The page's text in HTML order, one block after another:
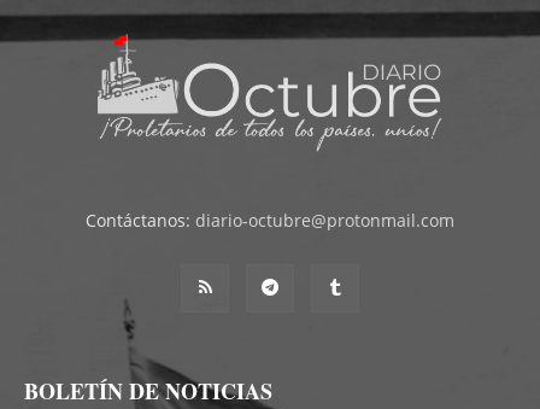
Contáctanos: diario-octubre@protonmail.com
BOLETÍN DE NOTICIAS